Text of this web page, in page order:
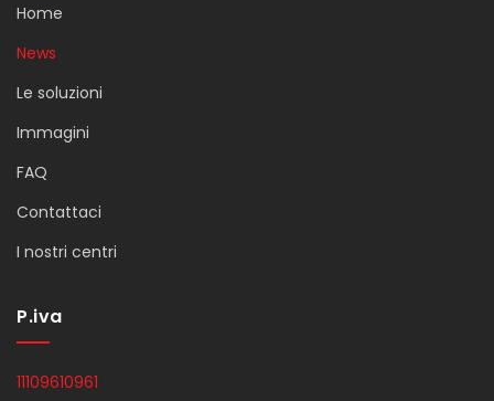
Home
News
Le soluzioni
Immagini
FAQ
Contattaci
I nostri centri
P.iva
11109610961